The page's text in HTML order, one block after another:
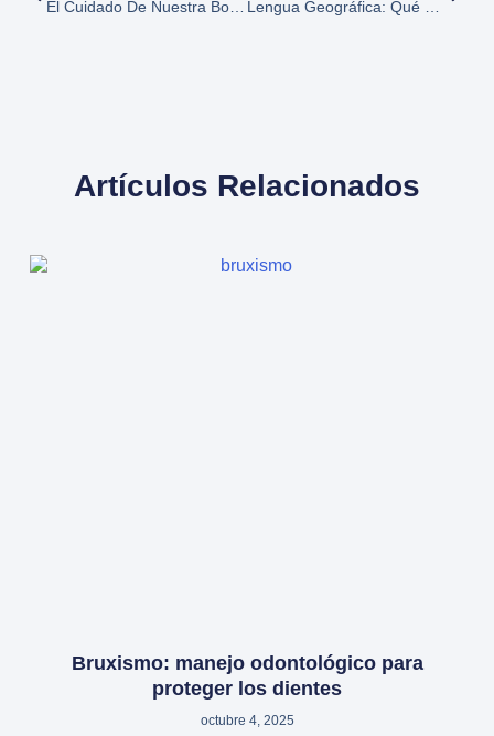
El Cuidado De Nuestra Boca En Invierno
Artículos Relacionados
Bruxismo: manejo odontológico para
proteger los dientes
octubre 4, 2025